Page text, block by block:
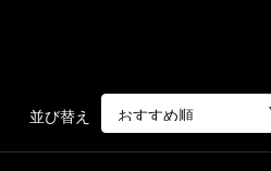
並び替え